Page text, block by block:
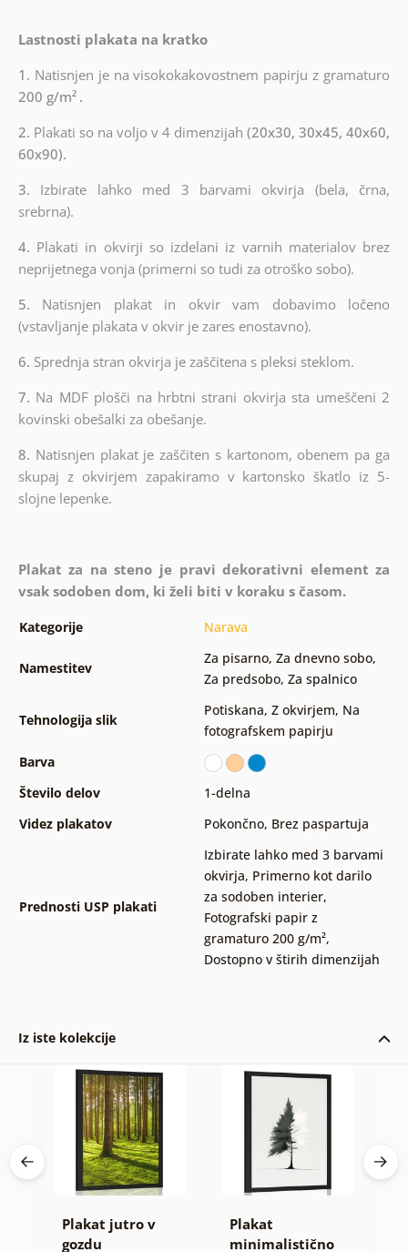
Lastnosti plakata na kratko
1. Natisnjen je na visokokakovostnem papirju z gramaturo
200 g/m² .
2. Plakati so na voljo v 4 dimenzijah(20x30, 30x45, 40x60,
60x90).
3. Izbirate lahko med 3 barvami okvirja (bela, črna,
srebrna).
4. Plakati in okvirji so izdelani iz varnih materialov brez
neprijetnega vonja (primerni so tudi za otroško sobo).
5. Natisnjen plakat in okvir vam dobavimo ločeno
(vstavljanje plakata v okvir je zares enostavno).
6. Sprednja stran okvirja je zaščitena s pleksi steklom.
7. Na MDF plošči na hrbtni strani okvirja sta umeščeni 2
kovinski obešalki za obešanje.
8. Natisnjen plakat je zaščiten s kartonom, obenem pa ga
skupaj z okvirjem zapakiramo v kartonsko škatlo iz 5-
slojne lepenke.
Plakat za na steno je pravi dekorativni element za
vsak sodoben dom, ki želi biti v koraku s časom.
Kategorije Narava
Namestitev
Za pisarno, Za dnevno sobo,
Za predsobo, Za spalnico
Tehnologija slik
Potiskana, Z okvirjem, Na
fotografskem papirju
Barva
Število delov
1-delna
Videz plakatov
Pokončno, Brez paspartuja
Prednosti USP plakati
Izbirate lahko med 3 barvami
okvirja, Primerno kot darilo
za sodoben interier,
Fotografski papir z
gramaturo 200 g/m²,
Dostopno v štirih dimenzijah
Iz iste kolekcije
Plakat jutro v
gozdu
Plakat
minimalistično